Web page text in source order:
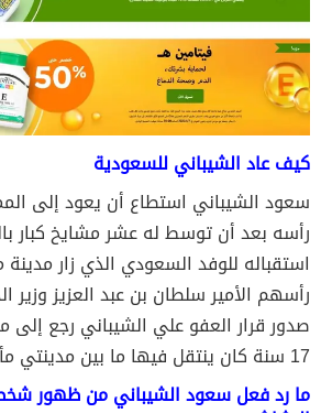
كيف عاد الشيباني للسعودية
سعود الشيباني استطاع أن يعود إلى
رأسه بعد أن توسط له عشر مشايخ كبار
استقباله للوفد السعودي الذي زار مدينة
رأسهم الأمير سلطان بن عبد العزيز وزير
صدور قرار العفو علي الشيباني رجع إلى
17 سنة كان ينتقل فيها ما بين مدينتي مأرب والجوف.
ما رد فعل سعود الشيباني من ظهور